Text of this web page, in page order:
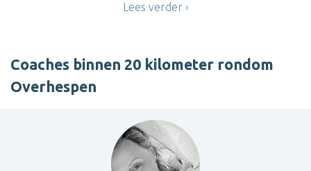
Lees verder
Coaches binnen 20 kilometer rondom
Overhespen